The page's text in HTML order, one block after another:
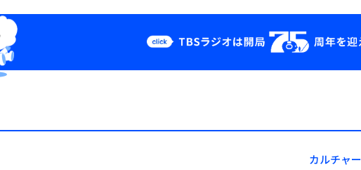
Podcast
YouTube
カルチャー